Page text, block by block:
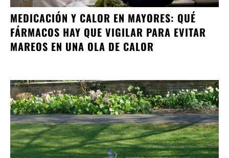
MEDICACIÓN Y CALOR EN MAYORES: QUÉ
FÁRMACOS HAY QUE VIGILAR PARA EVITAR
MAREOS EN UNA OLA DE CALOR